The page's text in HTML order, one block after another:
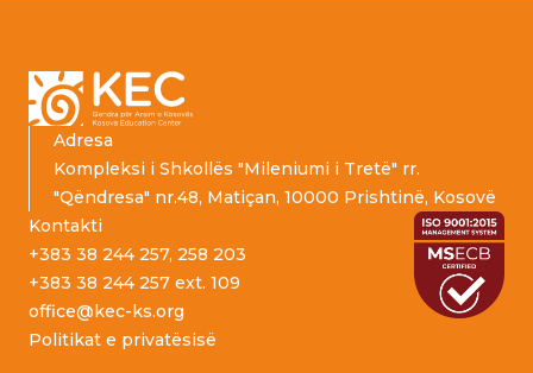
Adresa
Kompleksi i Shkollës "Mileniumi i Tretë" rr.
"Qëndresa" nr.48, Matiçan, 10000 Prishtinë, Kosovë
Kontakti
+383 38 244 257, 258 203
+383 38 244 257 ext. 109
office@kec-ks.org
Politikat e privatësisë